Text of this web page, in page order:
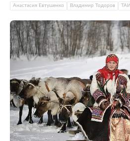
Анастасия Евтушенко Владимир Тодоров